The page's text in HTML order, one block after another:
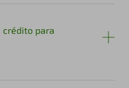
crédito para